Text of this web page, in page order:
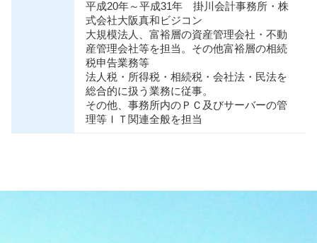
平成20年～平成31年 掛川会計事務所・株
式会社大阪真和ビジコン
大規模法人、富裕層の資産管理会社・不動
産管理会社等を担当。その他富裕層の相続
税申告業務等
法人税・所得税・相続税・会社法・⺠法を
総合的に扱う業務に従事。
その他、事務所内のＰＣ及びサーバーの管
理等ＩＴ関連全般を担当